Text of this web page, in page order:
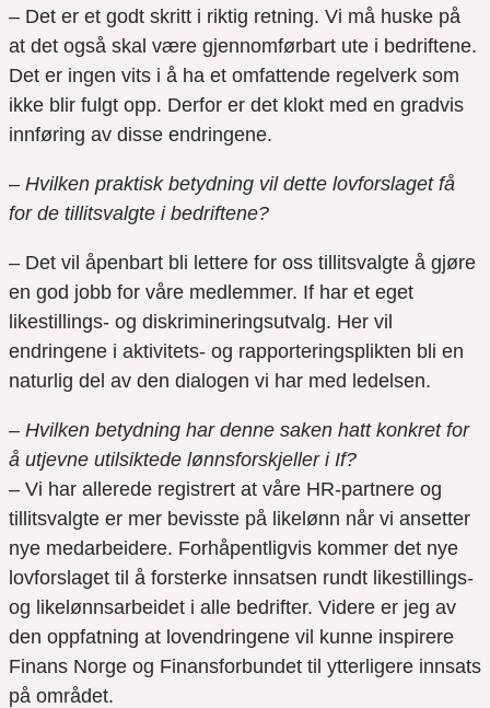
– Det er et godt skritt i riktig retning. Vi må huske på
at det også skal være gjennomførbart ute i bedriftene.
Det er ingen vits i å ha et omfattende regelverk som
ikke blir fulgt opp. Derfor er det klokt med en gradvis
innføring av disse endringene.
– Hvilken praktisk betydning vil dette lovforslaget få
for de tillitsvalgte i bedriftene?
– Det vil åpenbart bli lettere for oss tillitsvalgte å gjøre
en god jobb for våre medlemmer. If har et eget
likestillings- og diskrimineringsutvalg. Her vil
endringene i aktivitets- og rapporteringsplikten bli en
naturlig del av den dialogen vi har med ledelsen.
– Hvilken betydning har denne saken hatt konkret for
å utjevne utilsiktede lønnsforskjeller i If?
– Vi har allerede registrert at våre HR-partnere og
tillitsvalgte er mer bevisste på likelønn når vi ansetter
nye medarbeidere. Forhåpentligvis kommer det nye
lovforslaget til å forsterke innsatsen rundt likestillings-
og likelønnsarbeidet i alle bedrifter. Videre er jeg av
den oppfatning at lovendringene vil kunne inspirere
Finans Norge og Finansforbundet til ytterligere innsats
på området.